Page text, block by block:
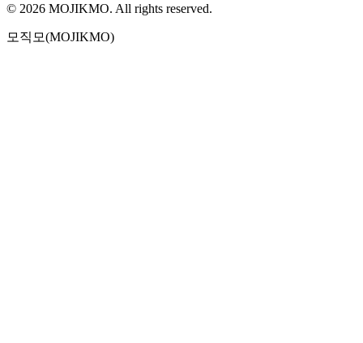
© 2026 MOJIKMO. All rights reserved.
모직모(MOJIKMO)